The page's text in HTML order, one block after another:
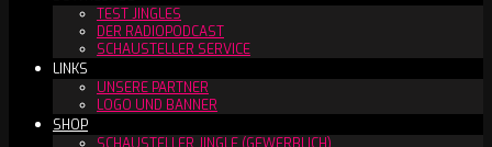
TEST JINGLES
DER RADIOPODCAST
SCHAUSTELLER SERVICE
LINKS
UNSERE PARTNER
LOGO UND BANNER
SHOP